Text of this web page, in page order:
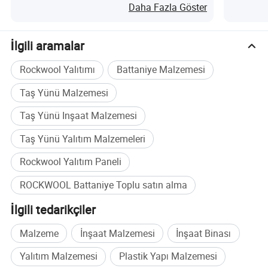
Boru hattı dış yalıtımıve Otomotiv
püskürtme
Daha Fazla Göster
İlgili aramalar
Rockwool Yalıtımı
Battaniye Malzemesi
Taş Yünü Malzemesi
Taş Yünü Inşaat Malzemesi
Taş Yünü Yalıtım Malzemeleri
Rockwool Yalıtım Paneli
ROCKWOOL Battaniye Toplu satın alma
İlgili tedarikçiler
Malzeme İnşaat Malzemesi
İnşaat Binası
Yalıtım Malzemesi
Plastik Yapı Malzemesi